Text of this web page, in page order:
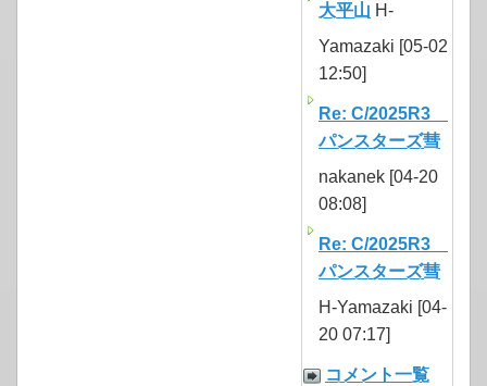
大平山 H-
Yamazaki [05-02
12:50]
Re: C/2025R3
パンスターズ彗
nakanek [04-20
08:08]
Re: C/2025R3
パンスターズ彗
H-Yamazaki [04-
20 07:17]
コメント一覧